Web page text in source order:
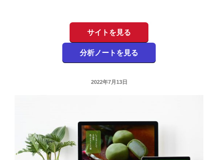
サイトを見る
分析ノートを見る
投
2022年7月13日